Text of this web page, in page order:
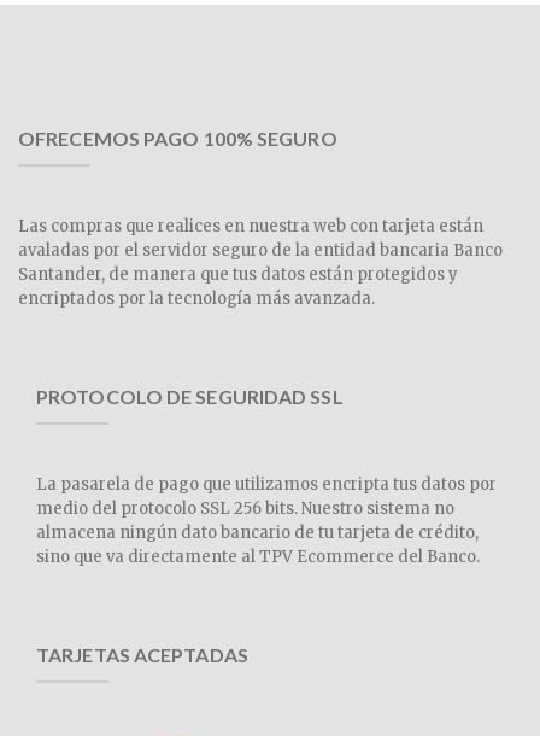
OFRECEMOS PAGO 100% SEGURO
Las compras que realices en nuestra web con tarjeta están
avaladas por el servidor seguro de la entidad bancaria Banco
Santander, de manera que tus datos están protegidos y
encriptados por la tecnología más avanzada.
PROTOCOLO DE SEGURIDAD SSL
La pasarela de pago que utilizamos encripta tus datos por
medio del protocolo SSL 256 bits. Nuestro sistema no
almacena ningún dato bancario de tu tarjeta de crédito,
sino que va directamente al TPV Ecommerce del Banco.
TARJETAS ACEPTADAS